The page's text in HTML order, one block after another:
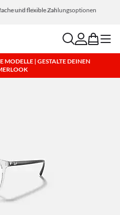
und flexible Zahlungsoptionen
searchaccount
bag menu
MODELLE | GESTALTE DEINEN